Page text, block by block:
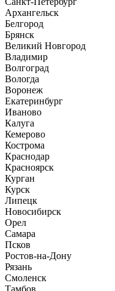
Архангельск
Белгород
Брянск
Великий Новгород
Владимир
Волгоград
Вологда
Воронеж
Екатеринбург
Иваново
Калуга
Кемерово
Кострома
Краснодар
Красноярск
Курган
Курск
Липецк
Новосибирск
Орел
Самара
Псков
Ростов-на-Дону
Рязань
Смоленск
Тамбов